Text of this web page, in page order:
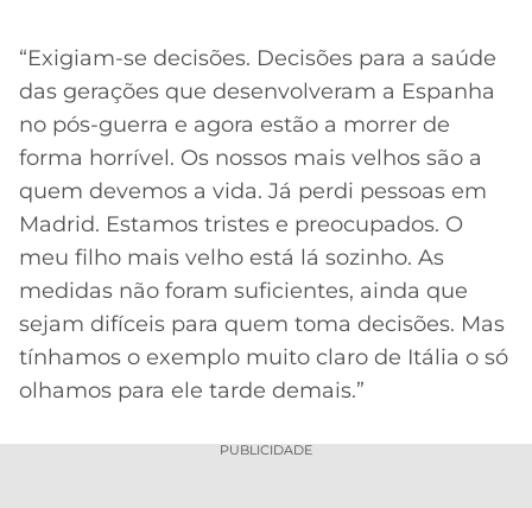
“Exigiam-se decisões. Decisões para a saúde
das gerações que desenvolveram a Espanha
no pós-guerra e agora estão a morrer de
forma horrível. Os nossos mais velhos são a
quem devemos a vida. Já perdi pessoas em
Madrid. Estamos tristes e preocupados. O
meu filho mais velho está lá sozinho. As
medidas não foram suficientes, ainda que
sejam difíceis para quem toma decisões. Mas
tínhamos o exemplo muito claro de Itália o só
olhamos para ele tarde demais.”
PUBLICIDADE